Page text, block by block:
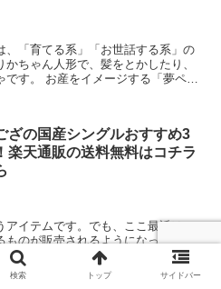
、「育てる系」「お世話する系」の
ちゃん人形で、髪をとかしたり、
です。 お産をイメージする「夢ペッ
ざの国産シングルおすすめ3
楽天通販の送料無料はコチラ
アイテムです。でも、ここ最近は
ものが販売されるようになったんで
ンナップが多くて、何を基準に選ん
ちらほら。 そこで、今回...
検索 トップ サイドバー